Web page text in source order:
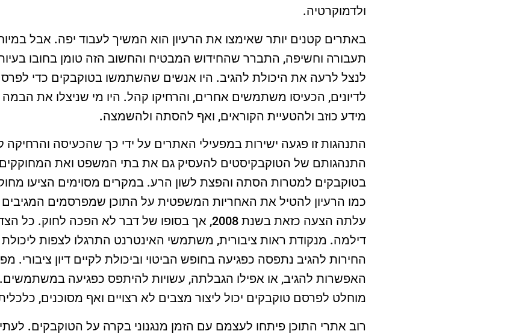
ולדמוקרטיה.
באתרים קטנים יותר שאימצו את הרעיון הוא המשיך לעבוד יפה. אבל
תעבורה וחשיפה, התברר שהחידוש המבטיח והחשוב הזה טומן בחובו
לנצל לרעה את היכולת להגיב. היו אנשים שהשתמשו בטוקבקים כדי
לדיונים, הכעיסו משתמשים אחרים, והרחיקו קהל. היו מי שניצלו את הבמה
מידע כוזב ולהטעיית הקוראים, ואף להסתה ולהשמצה.
התנהגות זו פגעה ישירות במפעילי האתרים על ידי כך שהכעיסה
התנהגותם של הטוקבקיסטים להעסיק גם את בתי המשפט ואת
בטוקבקים למטרות הסתה והפצת לשון הרע. במקרים מסוימים הציעו
כמו הרעיון להטיל את האחריות המשפטית על התוכן שמפרסמים
עלתה הצעה כזאת בשנת 2008, אך בסופו של דבר לא הפכה
דילמה. מנקודת ראות ציבורית, משתמשי האינטרנט התרגלו לצפות
החירות להגיב נתפסה כפגיעה בחופש הביטוי וביכולת לקיים דיון ציבורי.
האפשרות להגיב, או אפילו הגבלתה, עשויות להיתפס כפגיעה
מוחלט לפרסם טוקבקים יכול ליצור מצבים לא רצויים ואף מסוכנים,
רוב אתרי התוכן פיתחו לעצמם עם הזמן מנגנוני בקרה על הטוקבקים.